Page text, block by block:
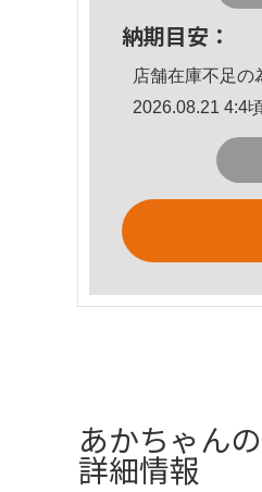
納期目安：
店舗在庫不足の
2026.08.21 4:4
あかちゃん
詳細情報